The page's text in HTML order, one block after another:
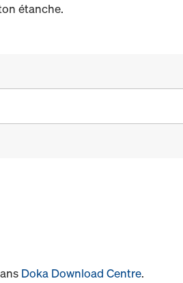
étanche.
Doka Download Centre.